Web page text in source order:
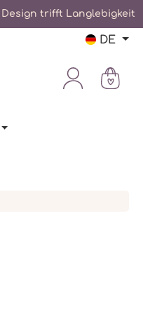
Design trifft Langlebigkeit
DE